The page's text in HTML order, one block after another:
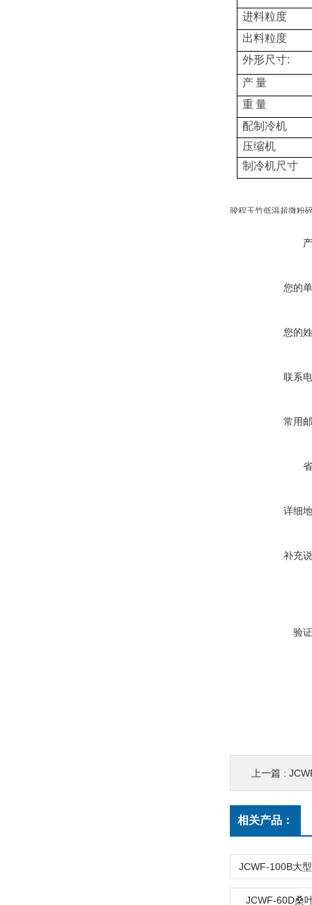
进料粒度
出料粒度
外形尺寸:
产量
重 量
配制冷机
压缩机
制冷机尺寸
骏程玉竹低温超微粉
统，在低温状态下
2、有利于提高药物
4、有利于提高药物
7、减少用药剂量，
您的
您的
联系
常用
详细
补充
验
上一篇 :
相关产品：
JCWF-60D桑